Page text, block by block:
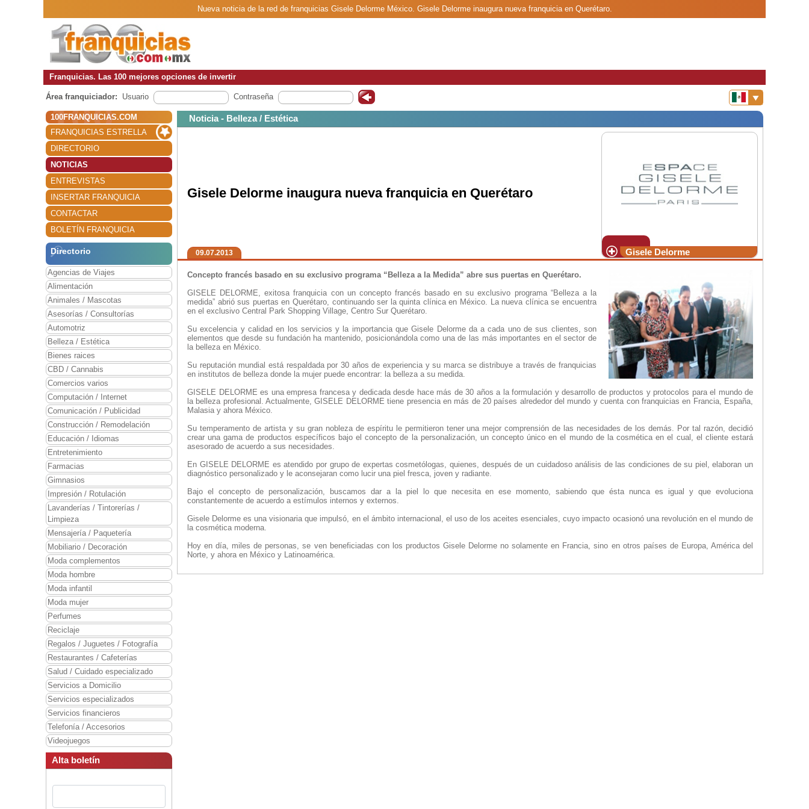
Nueva noticia de la red de franquicias Gisele Delorme México. Gisele Delorme inaugura nueva franquicia en Querétaro.
Franquicias. Las 100 mejores opciones de invertir
Área franquiciador: Usuario Contraseña
100FRANQUICIAS.COM
FRANQUICIAS ESTRELLA
DIRECTORIO
NOTICIAS
ENTREVISTAS
INSERTAR FRANQUICIA
CONTACTAR
BOLETÍN FRANQUICIA
Directorio
Agencias de Viajes
Alimentación
Animales / Mascotas
Asesorías / Consultorías
Automotriz
Belleza / Estética
Bienes raices
CBD / Cannabis
Comercios varios
Computación / Internet
Comunicación / Publicidad
Construcción / Remodelación
Educación / Idiomas
Entretenimiento
Farmacias
Gimnasios
Impresión / Rotulación
Lavanderías / Tintorerías /
Limpieza
Mensajería / Paquetería
Mobiliario / Decoración
Moda complementos
Moda hombre
Moda infantil
Moda mujer
Perfumes
Reciclaje
Regalos / Juguetes / Fotografía
Restaurantes / Cafeterías
Salud / Cuidado especializado
Servicios a Domicilio
Servicios especializados
Servicios financieros
Telefonía / Accesorios
Videojuegos
Alta boletín
Noticia - Belleza / Estética
Gisele Delorme
Gisele Delorme inaugura nueva franquicia en Querétaro
09.07.2013
Concepto francés basado en su exclusivo programa “Belleza a la Medida” abre sus puertas en Querétaro.
GISELE DELORME, exitosa franquicia con un concepto francés basado en su exclusivo programa “Belleza a la
medida” abrió sus puertas en Querétaro, continuando ser la quinta clínica en México. La nueva clínica se encuentra
en el exclusivo Central Park Shopping Village, Centro Sur Querétaro.
Su excelencia y calidad en los servicios y la importancia que Gisele Delorme da a cada uno de sus clientes, son
elementos que desde su fundación ha mantenido, posicionándola como una de las más importantes en el sector de
la belleza en México.
Su reputación mundial está respaldada por 30 años de experiencia y su marca se distribuye a través de franquicias
en institutos de belleza donde la mujer puede encontrar: la belleza a su medida.
GISELE DELORME es una empresa francesa y dedicada desde hace más de 30 años a la formulación y desarrollo de productos y protocolos para el mundo de
la belleza profesional. Actualmente, GISELE DELORME tiene presencia en más de 20 países alrededor del mundo y cuenta con franquicias en Francia, España,
Malasia y ahora México.
Su temperamento de artista y su gran nobleza de espíritu le permitieron tener una mejor comprensión de las necesidades de los demás. Por tal razón, decidió
crear una gama de productos específicos bajo el concepto de la personalización, un concepto único en el mundo de la cosmética en el cual, el cliente estará
asesorado de acuerdo a sus necesidades.
En GISELE DELORME es atendido por grupo de expertas cosmetólogas, quienes, después de un cuidadoso análisis de las condiciones de su piel, elaboran un
diagnóstico personalizado y le aconsejaran como lucir una piel fresca, joven y radiante.
Bajo el concepto de personalización, buscamos dar a la piel lo que necesita en ese momento, sabiendo que ésta nunca es igual y que evoluciona
constantemente de acuerdo a estímulos internos y externos.
Gisele Delorme es una visionaria que impulsó, en el ámbito internacional, el uso de los aceites esenciales, cuyo impacto ocasionó una revolución en el mundo de
la cosmética moderna.
Hoy en día, miles de personas, se ven beneficiadas con los productos Gisele Delorme no solamente en Francia, sino en otros países de Europa, América del
Norte, y ahora en México y Latinoamérica.